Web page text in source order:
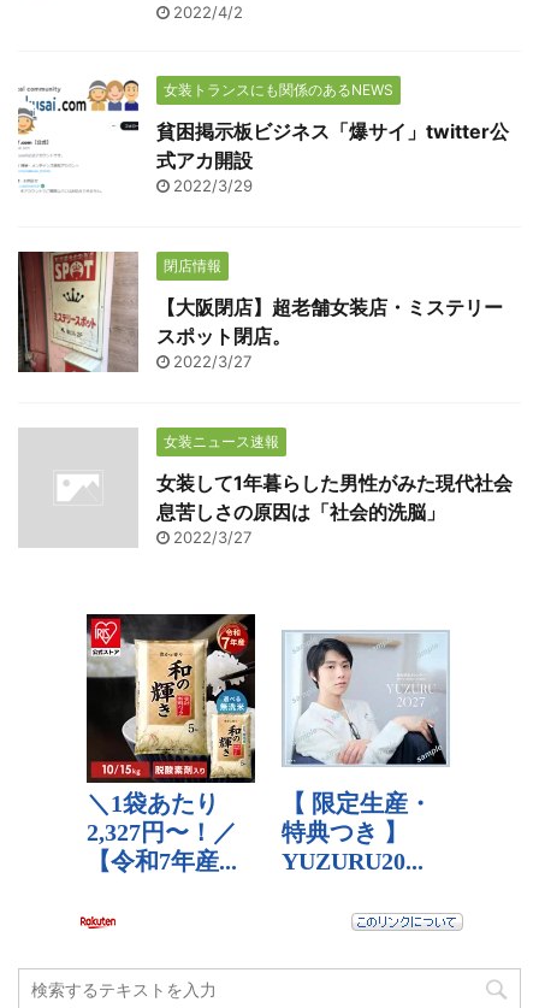
2022/4/2
女装トランスにも関係のあるNEWS
貧困掲示板ビジネス「爆サイ」twitter公
式アカ開設
2022/3/29
閉店情報
【大阪閉店】超老舗女装店・ミステリー
スポット閉店。
2022/3/27
女装ニュース速報
女装して1年暮らした男性がみた現代社会
息苦しさの原因は「社会的洗脳」
2022/3/27